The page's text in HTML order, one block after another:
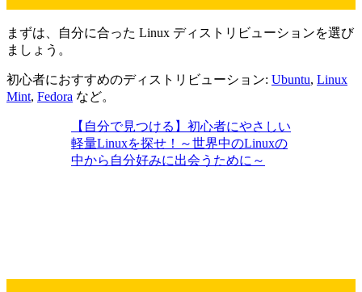
まずは、自分に合った Linux ディストリビューションを選び
ましょう。
初心者におすすめのディストリビューション: Ubuntu, Linux
Mint, Fedora など。
【自分で見つける】初心者にやさしい
軽量Linuxを探せ！～世界中のLinuxの
中から自分好みに出会うために～